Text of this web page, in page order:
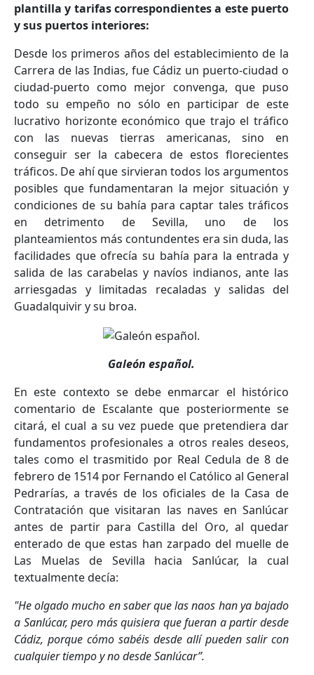
plantilla y tarifas correspondientes a este puerto
y sus puertos interiores:
Desde los primeros años del establecimiento de la
Carrera de las Indias, fue Cádiz un puerto-ciudad o
ciudad-puerto como mejor convenga, que puso
todo su empeño no sólo en participar de este
lucrativo horizonte económico que trajo el tráfico
con las nuevas tierras americanas, sino en
conseguir ser la cabecera de estos florecientes
tráficos. De ahí que sirvieran todos los argumentos
posibles que fundamentaran la mejor situación y
condiciones de su bahía para captar tales tráficos
en detrimento de Sevilla, uno de los
planteamientos más contundentes era sin duda, las
facilidades que ofrecía su bahía para la entrada y
salida de las carabelas y navíos indianos, ante las
arriesgadas y limitadas recaladas y salidas del
Guadalquivir y su broa.
Galeón español.
En este contexto se debe enmarcar el histórico
comentario de Escalante que posteriormente se
citará, el cual a su vez puede que pretendiera dar
fundamentos profesionales a otros reales deseos,
tales como el trasmitido por Real Cedula de 8 de
febrero de 1514 por Fernando el Católico al General
Pedrarías, a través de los oficiales de la Casa de
Contratación que visitaran las naves en Sanlúcar
antes de partir para Castilla del Oro, al quedar
enterado de que estas han zarpado del muelle de
Las Muelas de Sevilla hacia Sanlúcar, la cual
textualmente decía:
"He olgado mucho en saber que las naos han ya bajado
a Sanlúcar, pero más quisiera que fueran a partir desde
Cádiz, porque cómo sabéis desde allí pueden salir con
cualquier tiempo y no desde Sanlúcar”.